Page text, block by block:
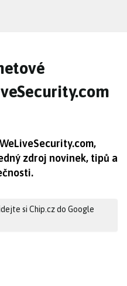
zdroj novinek, tipů a
si Chip.cz do Google